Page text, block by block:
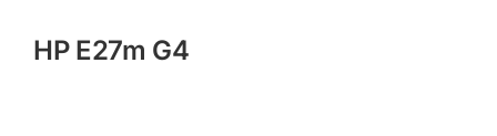
HP E27m G4